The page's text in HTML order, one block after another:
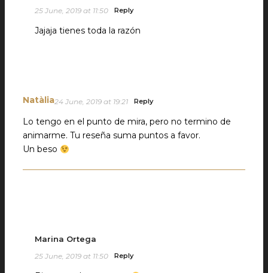
25 June, 2019 at 11:50 Reply
Jajaja tienes toda la razón
Natàlia24 June, 2019 at 19:21 Reply
Lo tengo en el punto de mira, pero no termino de
animarme. Tu reseña suma puntos a favor.
Un beso
Marina Ortega
25 June, 2019 at 11:50 Reply